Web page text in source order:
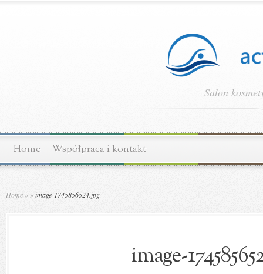
Salon
Home Współpraca i kontakt
Home » »image-1745856524.jpg
image-